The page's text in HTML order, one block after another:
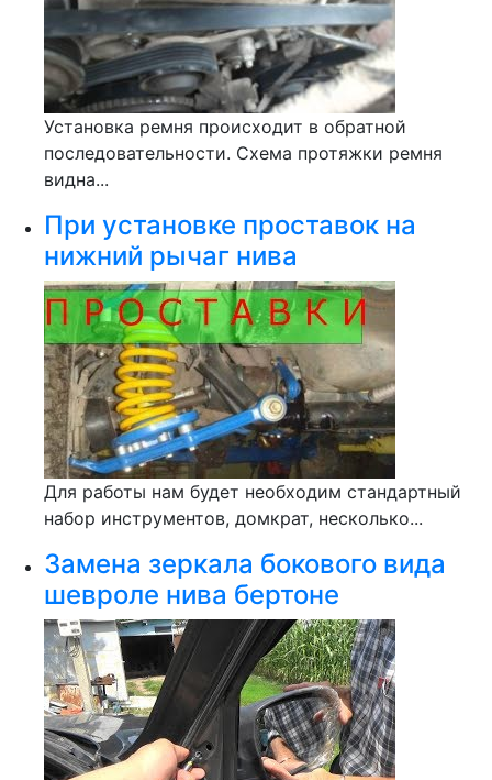
Установка ремня происходит в обратной
последовательности. Схема протяжки ремня
видна...
При установке проставок на
нижний рычаг нива
Для работы нам будет необходим стандартный
набор инструментов, домкрат, несколько...
Замена зеркала бокового вида
шевроле нива бертоне